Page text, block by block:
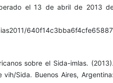
el 13 de abril de 2013
640f14c3bba6f4cfe65887
sobre el Sida-imlas.
Sida. Buenos Aires,